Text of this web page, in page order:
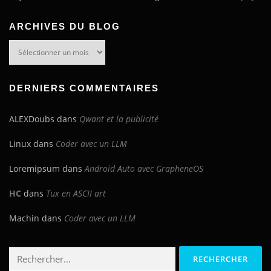
ARCHIVES DU BLOG
DERNIERS COMMENTAIRES
ALEXDoubs dans Qwant et la publicité
Linux dans Coder avec un LLM
Loremipsum dans Android Auto avec GrapheneOS
HC dans Tux en ASCII art
Machin dans Coder avec un LLM
Rechercher :